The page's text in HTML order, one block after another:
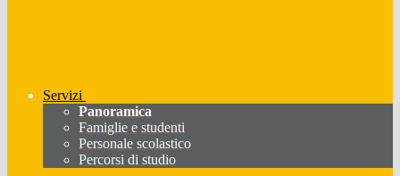
Servizi
Panoramica
Famiglie e studenti
Personale scolastico
Percorsi di studio